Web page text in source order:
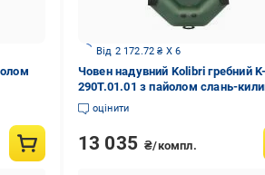
Від 2 172.72 ₴ X 6
Човен надувний Kolibri гребний
290T.01.01 з пайолом слань-
зелений
оцінити
13 035 ₴/компл.